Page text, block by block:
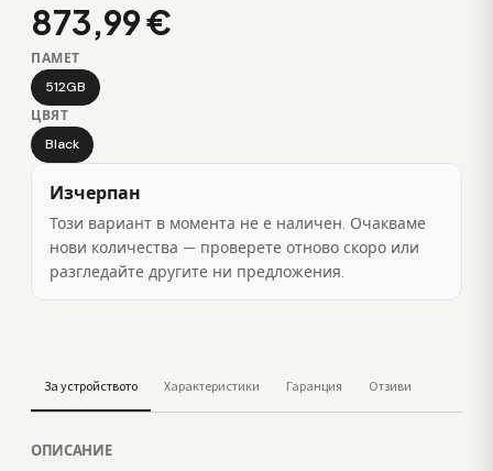
873,99 €
ПАМЕТ
512GB
ЦВЯТ
Black
Изчерпан
Този вариант в момента не е наличен. Очакваме
нови количества — проверете отново скоро или
разгледайте другите ни предложения.
За устройството Характеристики Гаранция Отзиви
ОПИСАНИЕ